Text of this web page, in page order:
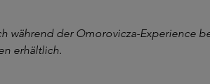
während der Omorovicza-Experience
erhältlich.